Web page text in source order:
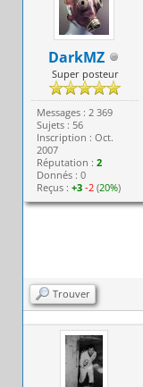
DarkMZ
Super posteur
Messages : 2 369
Sujets : 56
Inscription : Oct.
2007
Réputation :2
Donnés : 0
Reçus :+3 -2 (20%)
Trouver